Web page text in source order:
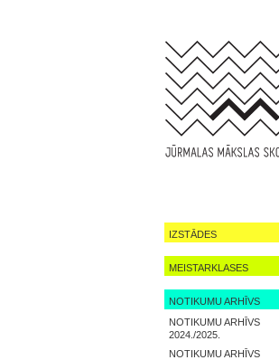
IZSTĀDES
MEISTARKLASES
NOTIKUMU ARHĪVS
NOTIKUMU ARHĪVS
2024./2025.
NOTIKUMU ARHĪVS